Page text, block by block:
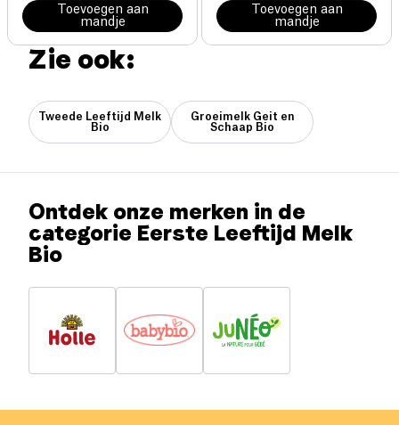
Toevoegen aan
mandje
Toevoegen aan
mandje
Zie ook:
Tweede Leeftijd Melk
Bio
Groeimelk Geit en
Schaap Bio
Ontdek onze merken in de
categorie Eerste Leeftijd Melk
Bio